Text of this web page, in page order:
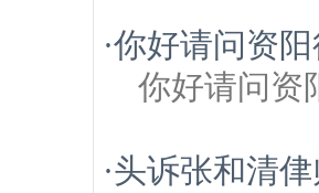
·你好请问资
你好请问资
·头诉张和清